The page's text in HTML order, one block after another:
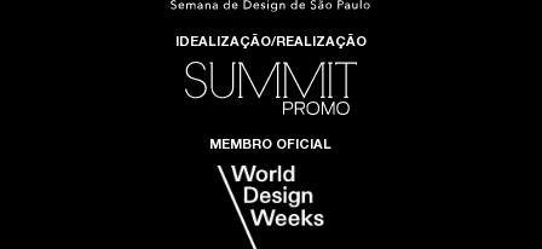
IDEALIZAÇÃO/REALIZAÇÃO
MEMBRO OFICIAL